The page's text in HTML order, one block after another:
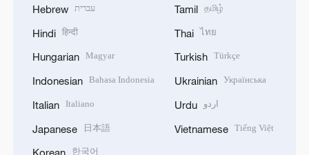
Hebrew עברית
Hindi हिन्दी
Hungarian Magyar
Indonesian Bahasa Indonesia
Italian Italiano
Japanese 日本語
Korean 한국어
Tamil தமிழ்
Thai ไทย
Turkish Türkçe
Ukrainian Українська
Urdu اردو
Vietnamese Tiếng Việt